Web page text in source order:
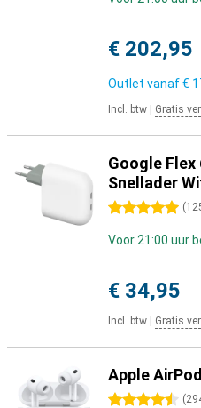
€ 202,95
Outlet vanaf€
Incl. btw Gratis
Google Flex
Snellader
5 sterren (
Voor 21:00 uur
€ 34,95
Incl. btw Gratis
Apple
4.5 sterren (